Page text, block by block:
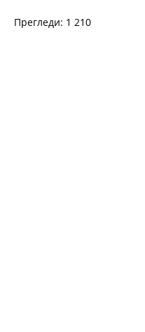
Прегледи: 1 210